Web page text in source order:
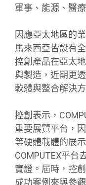
軍事、能源、醫
因應亞太地區的
馬來西亞皆設有
控創產品在亞太
與製造，近期更
軟體與整合解決
控創表示，
重要展覽平台，
等硬體載體的展
COMPUTEX平台
實證。屆時，控
成功案例來與參